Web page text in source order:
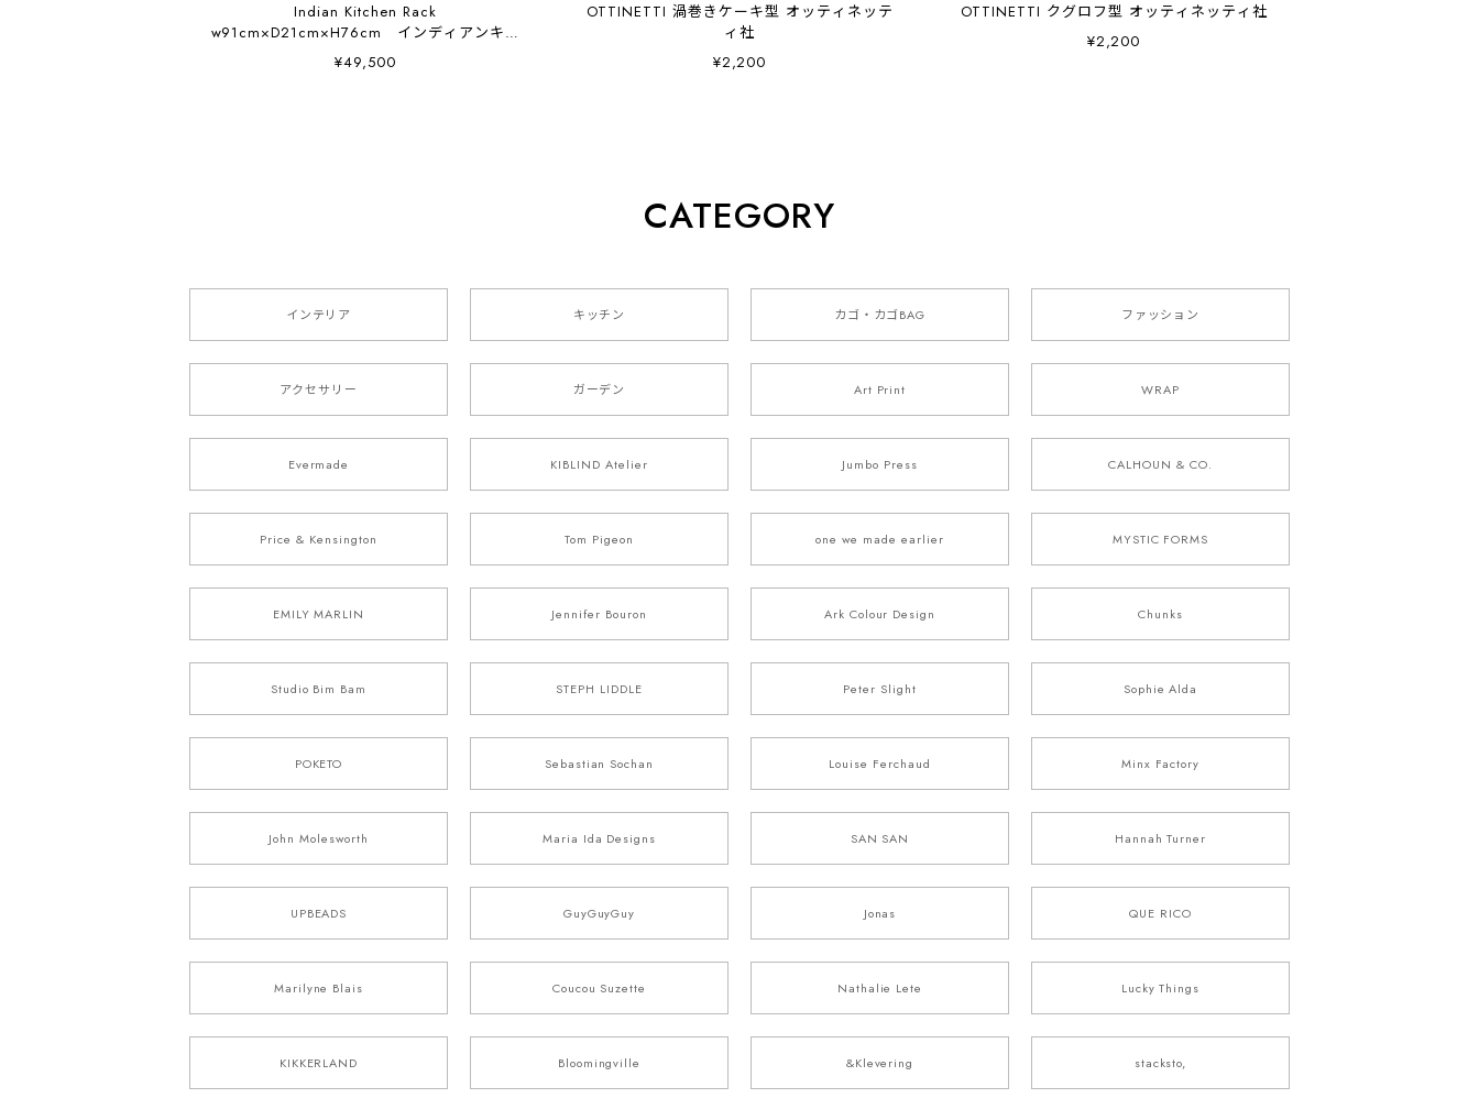
Indian Kitchen Rack
w91cm×D21cm×H76cm インディアンキッ
チンラック 大型 ステンレス 棚
¥49,500
OTTINETTI 渦巻きケーキ型 オッティネッテ
ィ社
¥2,200
OTTINETTI クグロフ型 オッティネッティ社
¥2,200
CATEGORY
インテリア キッチン カゴ・カゴBAG ファッション
アクセサリー ガーデン Art Print WRAP
Evermade KIBLIND Atelier Jumbo Press CALHOUN & CO.
Price & Kensington Tom Pigeon one we made earlier MYSTIC FORMS
EMILY MARLIN Jennifer Bouron Ark Colour Design Chunks
Studio Bim Bam STEPH LIDDLE Peter Slight Sophie Alda
POKETO Sebastian Sochan Louise Ferchaud Minx Factory
John Molesworth Maria Ida Designs SAN SAN Hannah Turner
UPBEADS GuyGuyGuy Jonas QUE RICO
Marilyne Blais Coucou Suzette Nathalie Lete Lucky Things
KIKKERLAND Bloomingville &Klevering stacksto,